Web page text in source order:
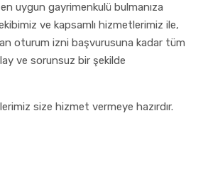
uygun gayrimenkulü bulmanıza
ve kapsamlı hizmetlerimiz ile,
oturum izni başvurusuna kadar tüm
ve sorunsuz bir şekilde
size hizmet vermeye hazırdır.